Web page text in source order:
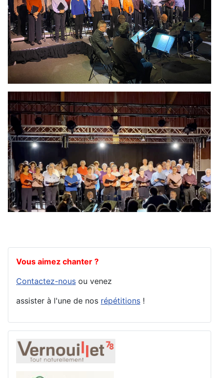
Vous aimez chanter ?
Contactez-nous ou venez
assister à l'une de nos répétitions !